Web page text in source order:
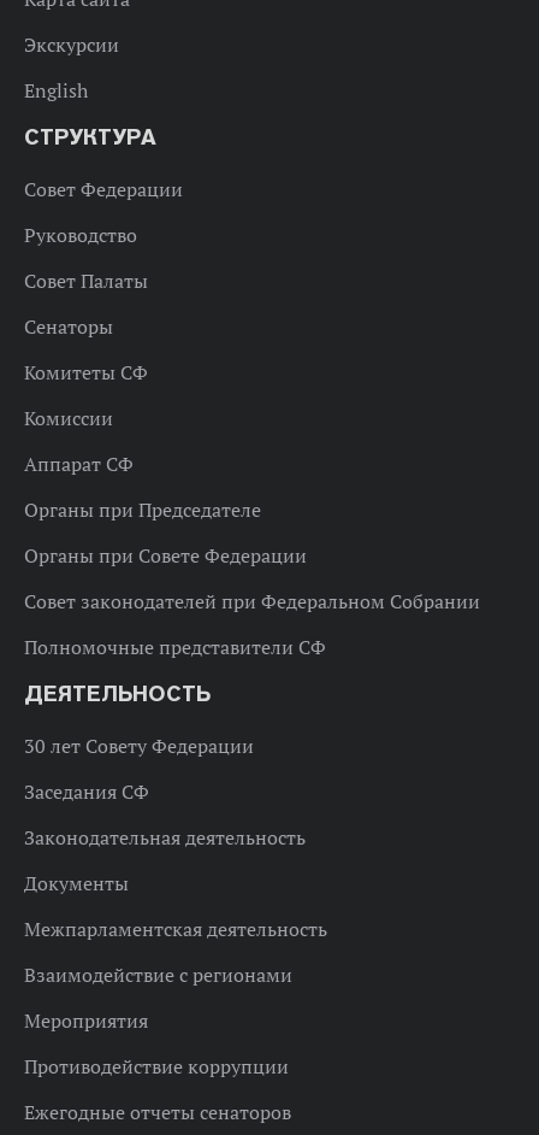
Экскурсии
English
СТРУКТУРА
Совет Федерации
Руководство
Совет Палаты
Сенаторы
Комитеты СФ
Комиссии
Аппарат СФ
Органы при Председателе
Органы при Совете Федерации
Совет законодателей при Федеральном Собрании
Полномочные представители СФ
ДЕЯТЕЛЬНОСТЬ
30 лет Совету Федерации
Заседания СФ
Законодательная деятельность
Документы
Межпарламентская деятельность
Взаимодействие с регионами
Мероприятия
Противодействие коррупции
Ежегодные отчеты сенаторов